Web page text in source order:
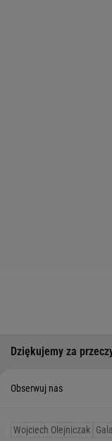
Dziękujemy za
Obserwuj nas
Wojciech Olejniczak Gala